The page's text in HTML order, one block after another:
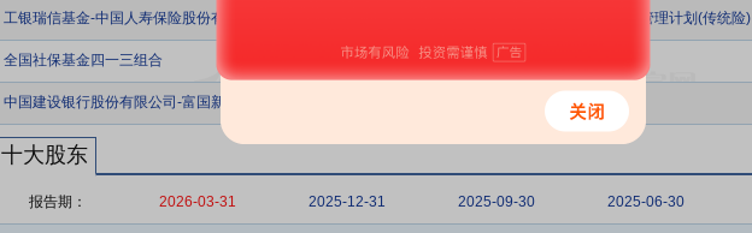
工银瑞信基金-中国人寿保险股份有限公司-传统险-工银瑞信基金国寿股份新价值股票型组合单一资产管理计划(传统险)
全国社保基金四一三组合
中国建设银行股份有限公司-富国新动力灵活配置混合型证券投资基金
十大股东
报告期： 2026-03-31 2025-12-31 2025-09-30 2025-06-30